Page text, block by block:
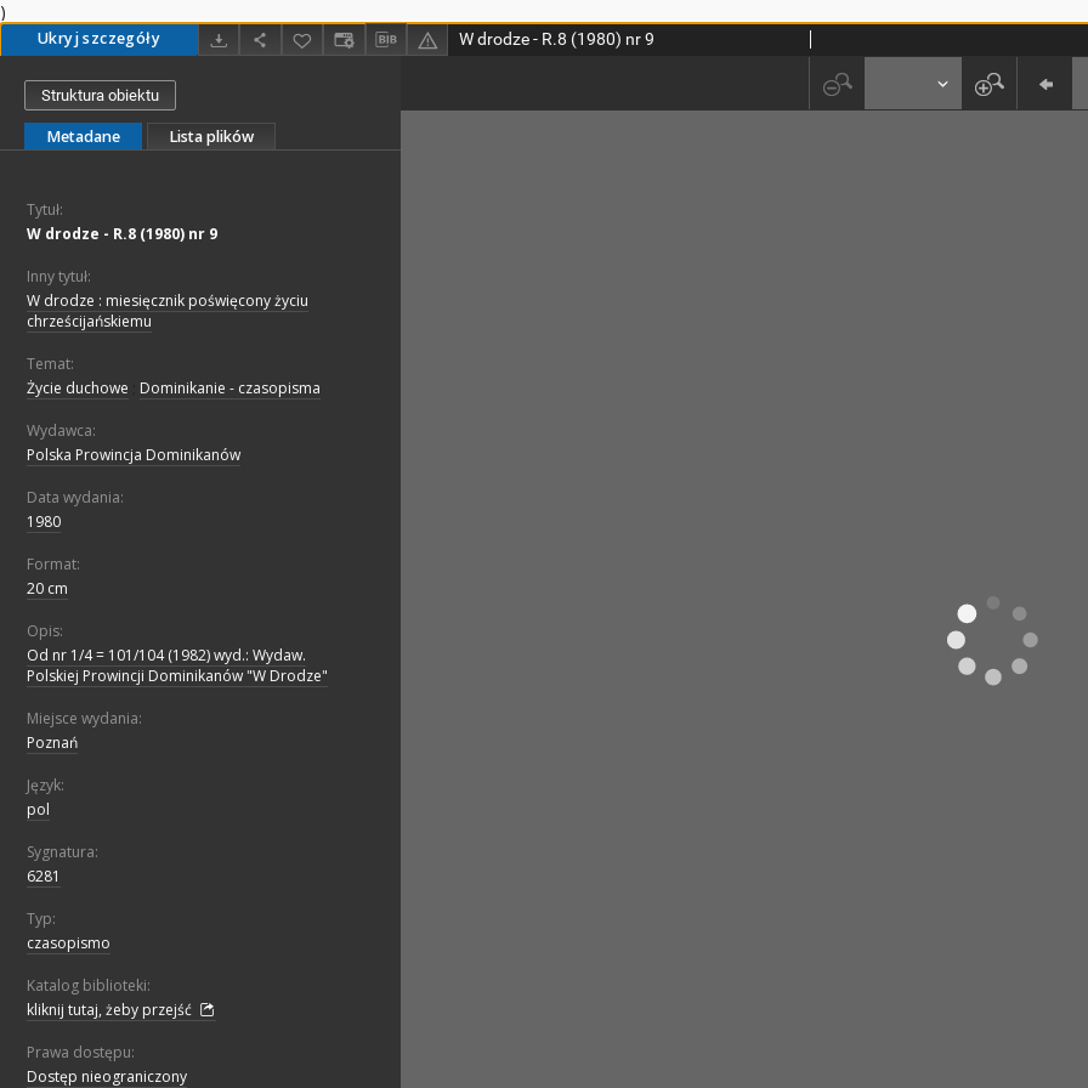
)
Ukryj szczegóły W drodze - R.8 (1980) nr 9
Struktura obiektu
Metadane Lista plików
Tytuł:
W drodze - R.8 (1980) nr 9
Inny tytuł:
W drodze : miesięcznik poświęcony życiu
chrześcijańskiemu
Temat:
Życie duchowe
Dominikanie - czasopisma
Wydawca:
Polska Prowincja Dominikanów
Data wydania:
1980
Format:
20 cm
Opis:
Od nr 1/4 = 101/104 (1982) wyd.: Wydaw.
Polskiej Prowincji Dominikanów "W Drodze"
Miejsce wydania:
Poznań
Język:
pol
Sygnatura:
6281
Typ:
czasopismo
Katalog biblioteki:
kliknij tutaj, żeby przejść
Prawa dostępu:
Dostęp nieograniczony